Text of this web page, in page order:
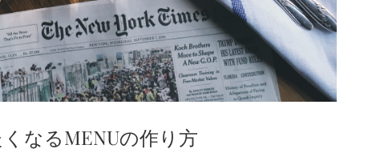
なるMENUの作り方